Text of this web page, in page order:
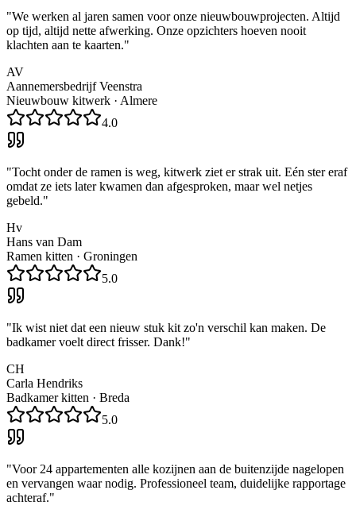
"We werken al jaren samen voor onze nieuwbouwprojecten. Altijd
op tijd, altijd nette afwerking. Onze opzichters hoeven nooit
klachten aan te kaarten."
AV
Aannemersbedrijf Veenstra
Nieuwbouw kitwerk · Almere
4.0
"Tocht onder de ramen is weg, kitwerk ziet er strak uit. Eén ster eraf
omdat ze iets later kwamen dan afgesproken, maar wel netjes
gebeld."
Hv
Hans van Dam
Ramen kitten · Groningen
5.0
"Ik wist niet dat een nieuw stuk kit zo'n verschil kan maken. De
badkamer voelt direct frisser. Dank!"
CH
Carla Hendriks
Badkamer kitten · Breda
5.0
"Voor 24 appartementen alle kozijnen aan de buitenzijde nagelopen
en vervangen waar nodig. Professioneel team, duidelijke rapportage
achteraf."